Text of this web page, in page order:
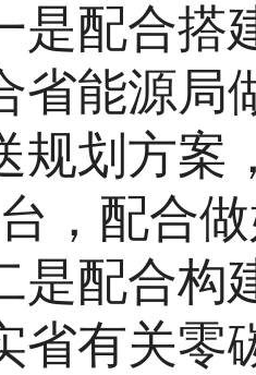
合搭建
省能源局
规划方案
，配合
是配合构
省有关零